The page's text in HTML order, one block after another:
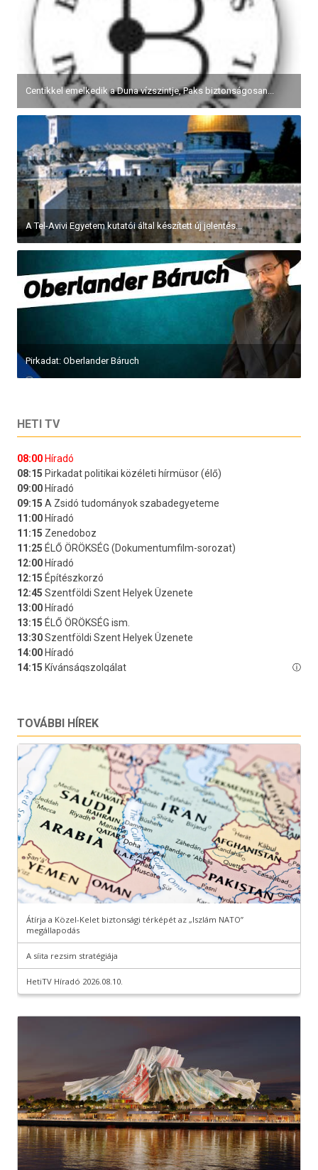
Centikkel emelkedik a Duna vízszintje, Paks biztonságosan...
A Tel-Avivi Egyetem kutatói által készített új jelentés...
Pirkadat: Oberlander Báruch
HETI TV
TOVÁBBI HÍREK